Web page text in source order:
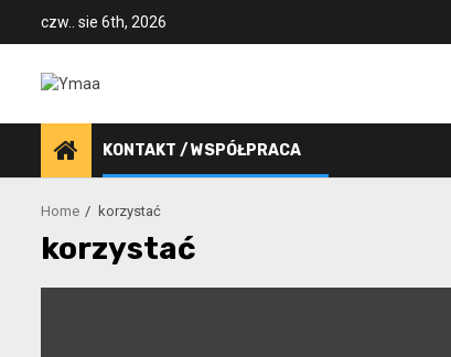
czw.. sie 6th, 2026
KONTAKT / WSPÓŁPRACA
Home korzystać
korzystać